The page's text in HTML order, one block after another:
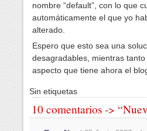
nombre “default”, con lo que
automáticamente el que yo
alterado.
Espero que esto sea una
desagradables, mientras
aspecto que tiene ahora el
Sin etiquetas
10 comentarios ->